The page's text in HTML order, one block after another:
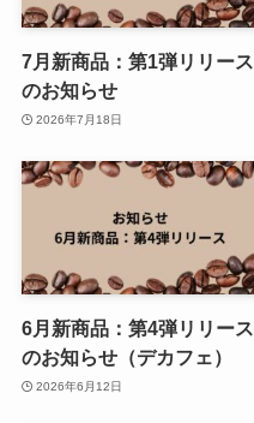
7月新商品：第1弾リリース
のお知らせ
2026年7月18日
6月新商品：第4弾リリース
のお知らせ（デカフェ）
2026年6月12日